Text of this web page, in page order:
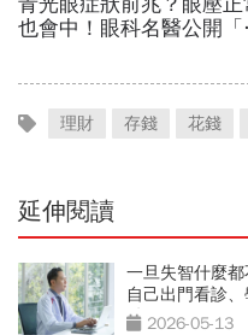
理財 存錢 花錢
延伸閱讀
一旦失智什麼
自己出門看診
鍵」2026-05-13